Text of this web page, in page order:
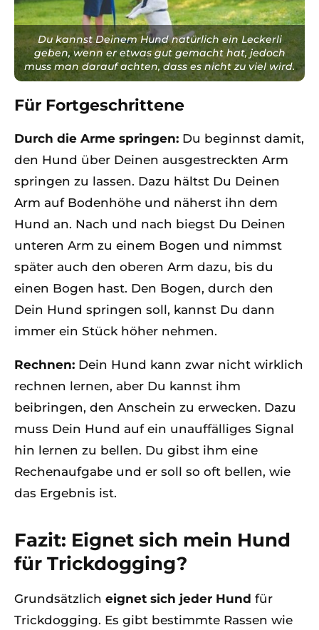
Du kannst Deinem Hund natürlich ein Leckerli
geben, wenn er etwas gut gemacht hat, jedoch
muss man darauf achten, dass es nicht zu viel wird.
Für Fortgeschrittene
Durch die Arme springen: Du beginnst damit,
den Hund über Deinen ausgestreckten Arm
springen zu lassen. Dazu hältst Du Deinen
Arm auf Bodenhöhe und näherst ihn dem
Hund an. Nach und nach biegst Du Deinen
unteren Arm zu einem Bogen und nimmst
später auch den oberen Arm dazu, bis du
einen Bogen hast. Den Bogen, durch den
Dein Hund springen soll, kannst Du dann
immer ein Stück höher nehmen.
Rechnen: Dein Hund kann zwar nicht wirklich
rechnen lernen, aber Du kannst ihm
beibringen, den Anschein zu erwecken. Dazu
muss Dein Hund auf ein unauffälliges Signal
hin lernen zu bellen. Du gibst ihm eine
Rechenaufgabe und er soll so oft bellen, wie
das Ergebnis ist.
Fazit: Eignet sich mein Hund
für Trickdogging?
Grundsätzlich eignet sich jeder Hund für
Trickdogging. Es gibt bestimmte Rassen wie